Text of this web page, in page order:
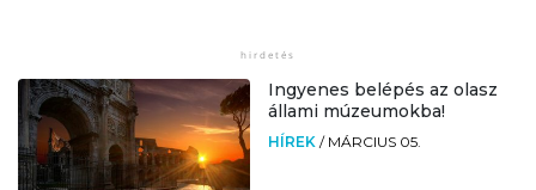
Ingyenes belépés az olasz
állami múzeumokba!
HÍREK / MÁRCIUS 05.